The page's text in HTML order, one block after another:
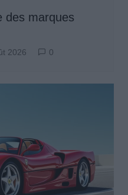
des marques
2026 0